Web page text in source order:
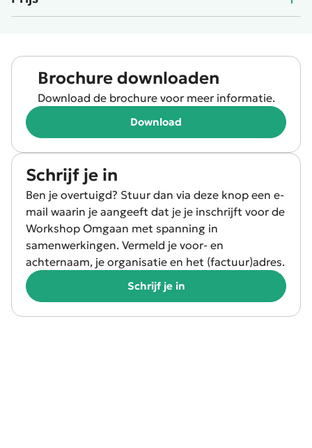
Brochure downloaden
Download de brochure voor meer informatie.
Download
Schrijf je in
Ben je overtuigd? Stuur dan via deze knop een e-
mail waarin je aangeeft dat je je inschrijft voor de
Workshop Omgaan met spanning in
samenwerkingen. Vermeld je voor- en
achternaam, je organisatie en het (factuur)adres.
Schrijf je in